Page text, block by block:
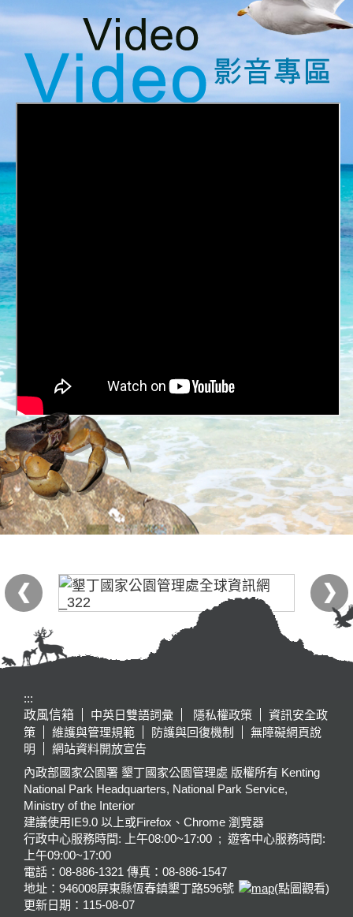
:::
政風信箱
中英日雙語詞彙 隱私權政策
資訊安全政
策
維護與管理規範 防護與回復機制
無障礙網頁說
明
網站資料開放宣告
內政部國家公園署 墾丁國家公園管理處 版權所有 Kenting
National Park Headquarters, National Park Service,
Ministry of the Interior
建議使用IE9.0 以上或Firefox、Chrome 瀏覽器
行政中心服務時間: 上午08:00~17:00 ; 遊客中心服務時間:
上午09:00~17:00
電話：08-886-1321 傳真：08-886-1547
地址：946008屏東縣恆春鎮墾丁路596號
(點圖觀看)
更新日期： 115-08-07